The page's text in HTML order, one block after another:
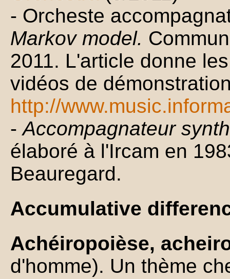
- Orcheste
Markov model.
2011. L'article donne
vidéos de
http://
-Accompagnateur
élaboré à l'Ircam en
Beauregard.
Accumulative
Achéiropoièse,
d'homme). Un thème